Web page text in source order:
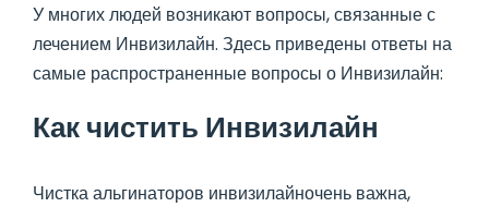
У многих людей возникают вопросы, связанные с
лечением Инвизилайн. Здесь приведены ответы на
самые распространенные вопросы о Инвизилайн:
Как чистить Инвизилайн
Чистка альгинаторов инвизилайночень важна,